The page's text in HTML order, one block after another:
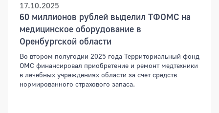
17.10.2025
60 миллионов рублей выделил ТФОМС на
медицинское оборудование в
Оренбургской области
Во втором полугодии 2025 года Территориальный фонд
ОМС финансировал приобретение и ремонт медтехники
в лечебных учреждениях области за счет средств
нормированного страхового запаса.